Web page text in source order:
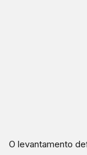
O levantamento